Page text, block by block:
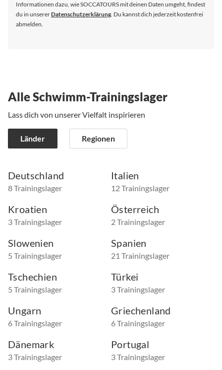
Informationen dazu, wie SOCCATOURS mit deinen Daten umgeht, findest
du in unsererDatenschutzerklärung. Du kannst dich jederzeit kostenfrei
abmelden.
Alle Schwimm-Trainingslager
Lass dich von unserer Vielfalt inspirieren
Länder Regionen
Deutschland
8 Trainingslager
Italien
12 Trainingslager
Kroatien
3 Trainingslager
Österreich
2 Trainingslager
Slowenien
5 Trainingslager
Spanien
21 Trainingslager
Tschechien
5 Trainingslager
Türkei
3 Trainingslager
Ungarn
6 Trainingslager
Griechenland
6 Trainingslager
Dänemark
3 Trainingslager
Portugal
3 Trainingslager